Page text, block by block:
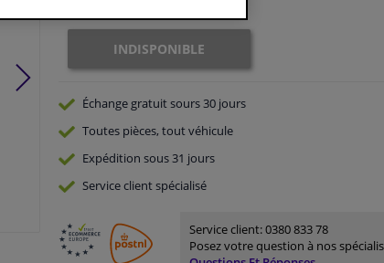
INDISPONIBLE
Échange gratuitsours 30 jours
Toutes pièces, tout véhicule
Expédition sous 31 jours
Serviceclient spécialisé
Service client:0380 833 78
Posez votre question à nos